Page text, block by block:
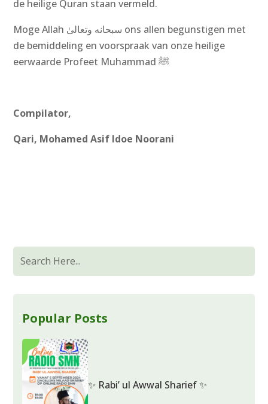
de heilige Quran staan vermeld.
Moge Allah سبحانه وتعالىٰ‎ ons allen begunstigen met
de bemiddeling en voorspraak van onze heilige
eerwaarde Profeet Muhammad ﷺ
Compilator,
Qari, Mohamed Asif Idoe Noorani
Popular Posts
✨ Rabi’ ul Awwal Sharief ✨